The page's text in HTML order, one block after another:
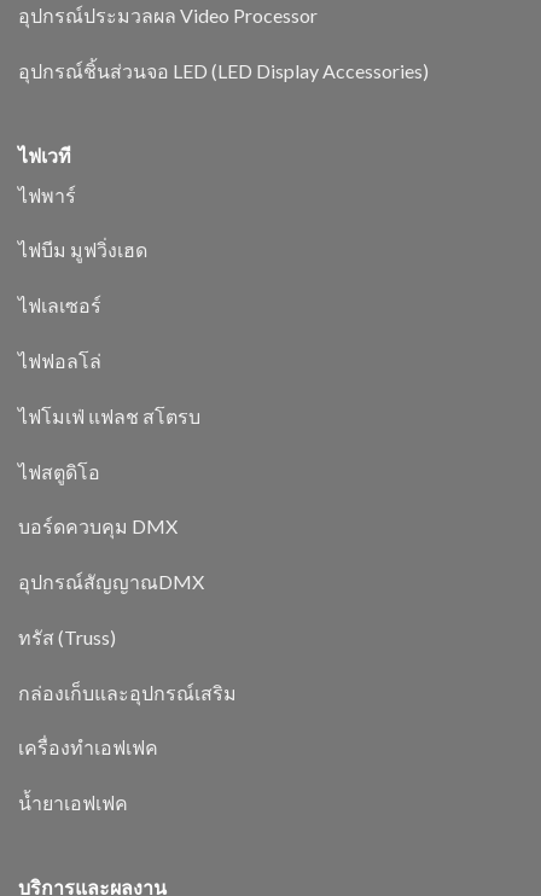
อุปกรณ์ประมวลผล Video Processor
อุปกรณ์ชิ้นส่วนจอ LED (LED Display Accessories)
ไฟเวที
ไฟพาร์
ไฟบีม มูฟวิ่งเฮด
ไฟเลเซอร์
ไฟฟอลโล่
ไฟโมเฟ่ แฟลช สโตรบ
ไฟสตูดิโอ
บอร์ดควบคุม DMX
อุปกรณ์สัญญาณDMX
ทรัส (Truss)
กล่องเก็บและอุปกรณ์เสริม
เครื่องทำเอฟเฟค
น้ำยาเอฟเฟค
บริการและผลงาน